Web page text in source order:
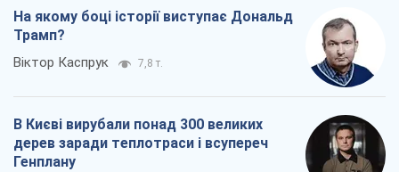
На якому боці історії виступає Дональд
Трамп?
Віктор Каспрук 7,8 т.
В Києві вирубали понад 300 великих
дерев заради теплотраси і всупереч
Генплану